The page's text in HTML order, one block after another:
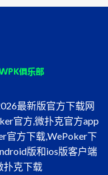
最新版官方下载网
官方,微扑克官方app
官方下载,WePoker下
版和ios版客户端
扑克下载